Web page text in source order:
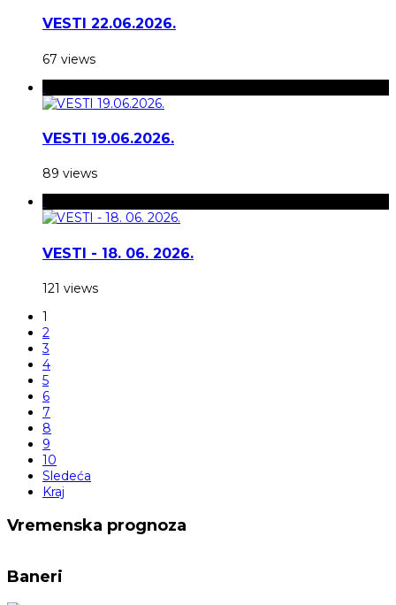
VESTI 22.06.2026.
67 views
VESTI 19.06.2026.
89 views
VESTI - 18. 06. 2026.
121 views
1
2
3
4
5
6
7
8
9
10
Sledeća
Kraj
Vremenska prognoza
Baneri